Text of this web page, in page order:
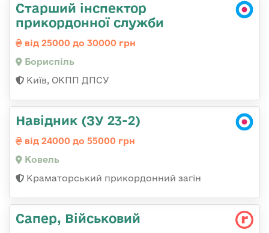
Старший інспектор
прикордонної служби
від 25000 до 30000 грн
Бориспіль
Київ, ОКПП ДПСУ
Навідник (ЗУ 23-2)
від 24000 до 55000 грн
Ковель
Краматорський прикордонний загін
Сапер, Військовий